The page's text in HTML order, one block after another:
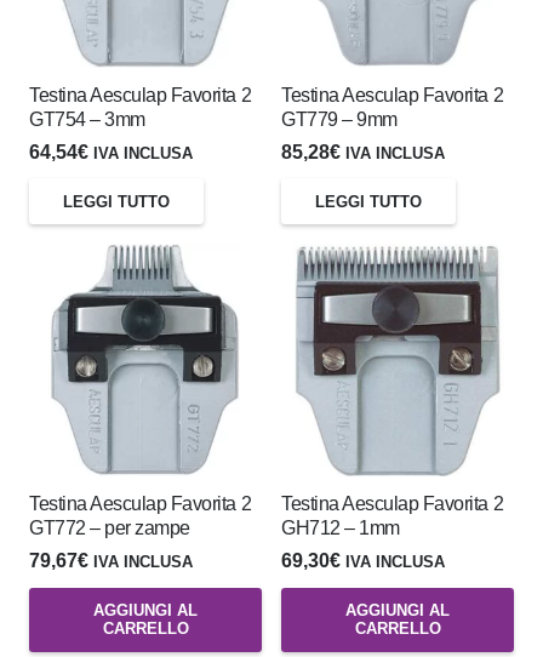
Testina Aesculap Favorita 2
GT754 – 3mm
64,54€ IVA INCLUSA
LEGGI TUTTO
Testina Aesculap Favorita 2
GT779 – 9mm
85,28€ IVA INCLUSA
LEGGI TUTTO
Testina Aesculap Favorita 2
GT772 – per zampe
79,67€ IVA INCLUSA
AGGIUNGI AL
CARRELLO
Testina Aesculap Favorita 2
GH712 – 1mm
69,30€ IVA INCLUSA
AGGIUNGI AL
CARRELLO